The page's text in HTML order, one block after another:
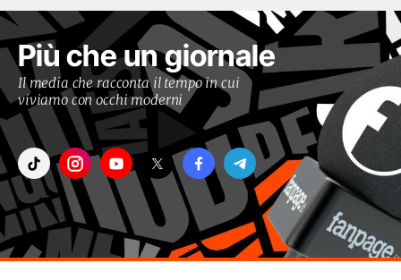
Più che un giornale
Il media che racconta il tempo in cui
viviamo con occhi moderni